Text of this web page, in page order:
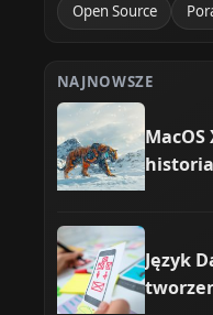
Open Source
NAJNOWSZE
MacOS
Język